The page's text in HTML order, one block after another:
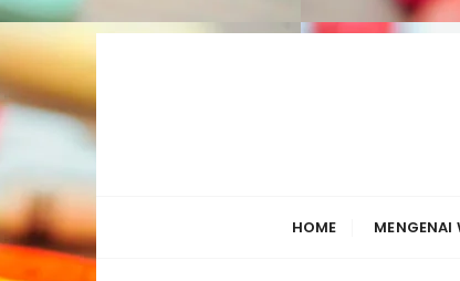
S
k
i
p
t
o
c
o
n
HOME MENGENAI